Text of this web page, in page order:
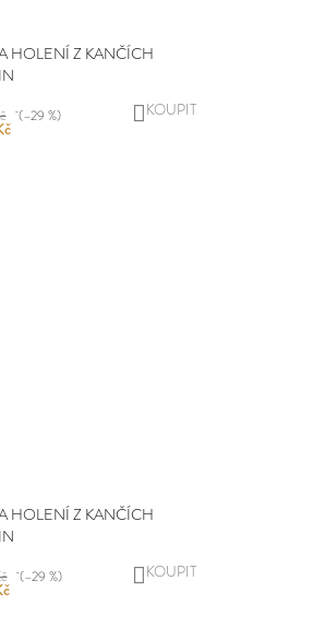
HOLENÍ Z KANČÍCH
(–29 %)
DO
HOLENÍ Z KANČÍCH
(–29 %)
DO